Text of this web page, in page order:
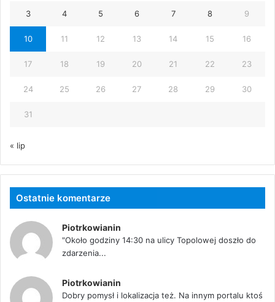
3 4 5 6 7 8 9
10 11 12 13 14 15 16
17 18 19 20 21 22 23
24 25 26 27 28 29 30
31
« lip
Ostatnie komentarze
Piotrkowianin
"Około godziny 14:30 na ulicy Topolowej doszło do
zdarzenia...
Piotrkowianin
Dobry pomysł i lokalizacja też. Na innym portalu ktoś